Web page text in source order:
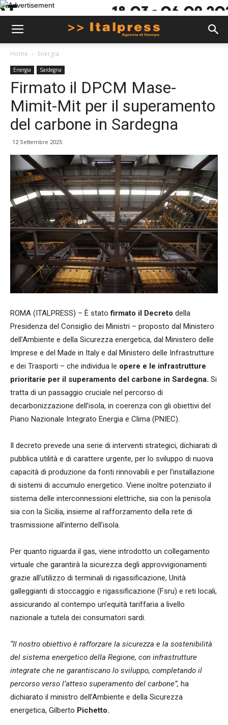
Home Energia
Energia Sardegna
Firmato il DPCM Mase-
Mimit-Mit per il superamento
del carbone in Sardegna
12 Settembre 2025
ROMA (ITALPRESS) – È stato firmato il Decreto della
Presidenza del Consiglio dei Ministri – proposto dal Ministero
dell’Ambiente e della Sicurezza energetica, dal Ministero delle
Imprese e del Made in Italy e dal Ministero delle Infrastrutture
e dei Trasporti – che individua le opere e le infrastrutture
prioritarie per il superamento del carbone in Sardegna. Si
tratta di un passaggio cruciale nel percorso di
decarbonizzazione dell’isola, in coerenza con gli obiettivi del
Piano Nazionale Integrato Energia e Clima (PNIEC).
Il decreto prevede una serie di interventi strategici, dichiarati di
pubblica utilità e di carattere urgente, per lo sviluppo di nuova
capacità di produzione da fonti rinnovabili e per l’installazione
di sistemi di accumulo energetico. Viene inoltre potenziato il
sistema delle interconnessioni elettriche, sia con la penisola
sia con la Sicilia, insieme al rafforzamento della rete di
trasmissione all’interno dell’isola.
Per quanto riguarda il gas, viene introdotto un collegamento
virtuale che garantirà la sicurezza degli approvvigionamenti
grazie all’utilizzo di terminali di rigassificazione, Unità
galleggianti di stoccaggio e rigassificazione (Fsru) e reti locali,
assicurando al contempo un’equità tariffaria a livello
nazionale a tutela dei consumatori sardi.
“Il nostro obiettivo è rafforzare la sicurezza e la sostenibilità
del sistema energetico della Regione, con infrastrutture
integrate che ne garantiscano lo sviluppo, completando il
percorso verso l’atteso superamento del carbone”, ha
dichiarato il ministro dell’Ambiente e della Sicurezza
energetica, Gilberto Pichetto.